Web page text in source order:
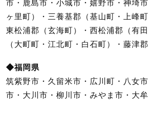
市・鹿島市・小城市・嬉野市・神埼
ヶ里町）・三養基郡（基山町・上峰
東松浦郡（玄海町）・西松浦郡（有
（大町町・江北町・白石町）・藤津
◆福岡県
筑紫野市・久留米市・広川町・八女
市・大川市・柳川市・みやま市・大